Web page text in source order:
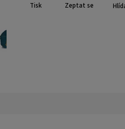
Tisk Zeptat se